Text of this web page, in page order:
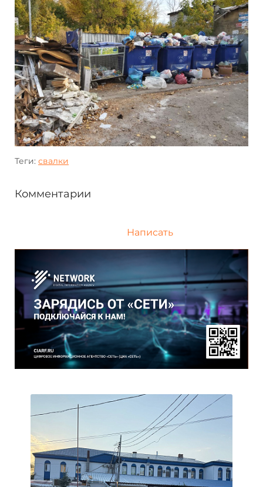
Теги: свалки
Комментарии
Написать